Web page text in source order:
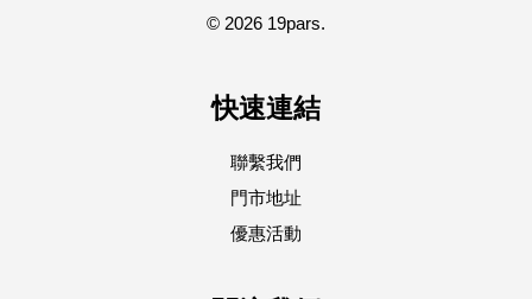
© 2026 19pars.
快速連結
聯繫我們
門市地址
優惠活動